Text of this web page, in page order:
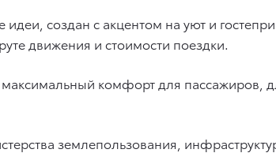
создан с акцентом на уют и
движения и стоимости поездки.
комфорт для пассажиров,
землепользования,